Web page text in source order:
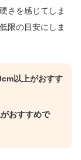
さを感じてしま
限の目安にしま
以上がおすす
おすすめで